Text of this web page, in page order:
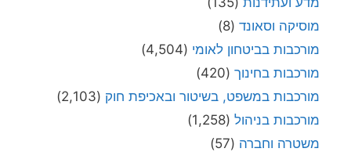
מוסיקה וסאונד (8)
מורכבות בביטחון לאומי (4,504)
מורכבות בחינוך (420)
מורכבות במשפט, בשיטור ובאכיפת חוק (2,103)
מורכבות בניהול (1,258)
משטרה וחברה (57)